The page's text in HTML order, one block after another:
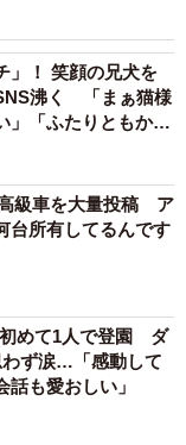
」！ 笑顔の兄犬を
沸く 「まぁ猫様
」「ふたりともかわ
級車を大量投稿 ア
台所有してるんです
初めて1人で登園 ダ
わず涙…「感動して
も愛おしい」